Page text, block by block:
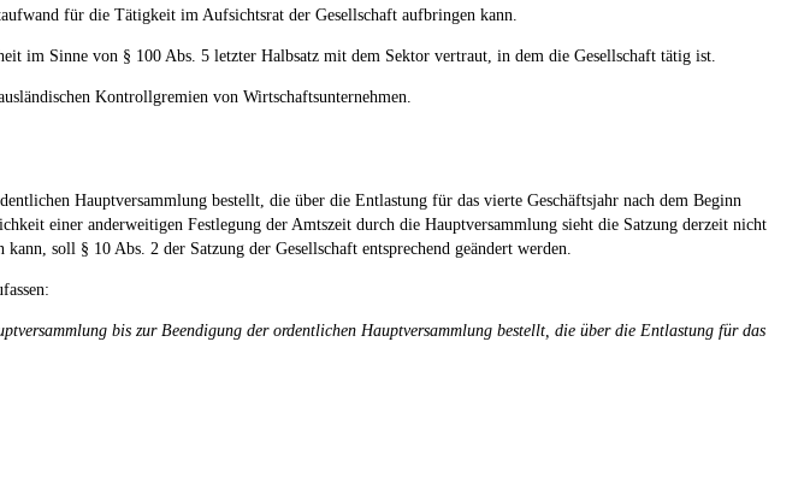
für die Tätigkeit im Aufsichtsrat der Gesellschaft aufbringen kann.
im Sinne von § 100 Abs. 5 letzter Halbsatz mit dem Sektor vertraut, in dem die Gesellschaft tätig ist.
Kontrollgremien von Wirtschaftsunternehmen.
Hauptversammlung bestellt, die über die Entlastung für das vierte Geschäftsjahr nach dem Beginn
einer anderweitigen Festlegung der Amtszeit durch die Hauptversammlung sieht die Satzung derzeit nicht
soll § 10 Abs. 2 der Satzung der Gesellschaft entsprechend geändert werden.
bis zur Beendigung der ordentlichen Hauptversammlung bestellt, die über die Entlastung für das